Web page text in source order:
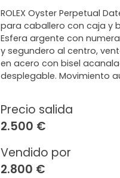
Precio salida
2.500 €
Vendido por
2.800 €
ROLEX Oyster Perpetual
para caballero con caja y
Esfera argente con
y segundero al centro,
en acero con bisel
desplegable. Movimiento